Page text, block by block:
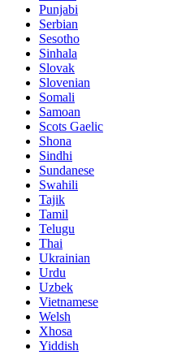
Punjabi
Serbian
Sesotho
Sinhala
Slovak
Slovenian
Somali
Samoan
Scots Gaelic
Shona
Sindhi
Sundanese
Swahili
Tajik
Tamil
Telugu
Thai
Ukrainian
Urdu
Uzbek
Vietnamese
Welsh
Xhosa
Yiddish